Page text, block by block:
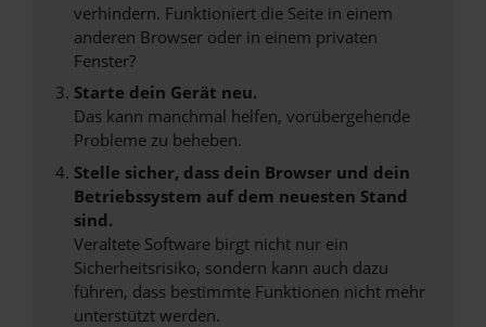
verhindern. Funktioniert die Seite in einem
anderen Browser oder in einem privaten
Fenster?
Starte dein Gerät neu.
Das kann manchmal helfen, vorübergehende
Probleme zu beheben.
Stelle sicher, dass dein Browser und dein
Betriebssystem auf dem neuesten Stand
sind.
Veraltete Software birgt nicht nur ein
Sicherheitsrisiko, sondern kann auch dazu
führen, dass bestimmte Funktionen nicht mehr
unterstützt werden.